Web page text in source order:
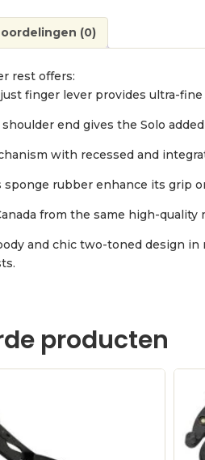
(0)
rest offers:
finger lever provides ultra-
end gives the Solo
with recessed and
sponge rubber enhance its grip
from the same high-
and chic two-toned design
producten